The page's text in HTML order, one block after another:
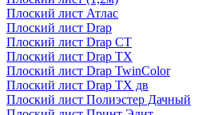
Плоский лист Атлас
Плоский лист Drap
Плоский лист Drap СТ
Плоский лист Drap TX
Плоский лист Drap TwinColor
Плоский лист Drap ТХ дв
Плоский лист Полиэстер Дачный